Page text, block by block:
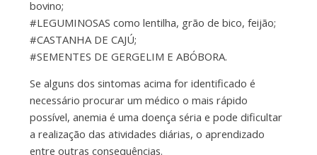
bovino;
#LEGUMINOSAS como lentilha, grão de bico, feijão;
#CASTANHA DE CAJÚ;
#SEMENTES DE GERGELIM E ABÓBORA.
Se alguns dos sintomas acima for identificado é
necessário procurar um médico o mais rápido
possível, anemia é uma doença séria e pode dificultar
a realização das atividades diárias, o aprendizado
entre outras consequências.